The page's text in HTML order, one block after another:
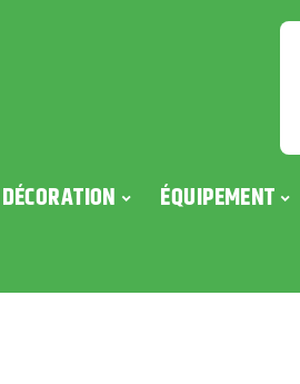
DÉCORATION ÉQUIPEMENT